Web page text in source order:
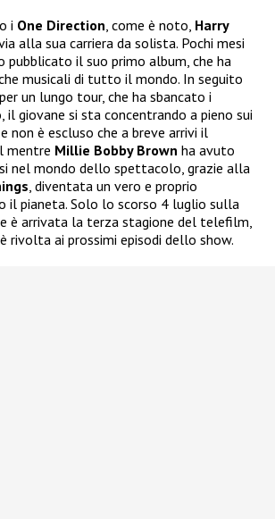
i One Direction, come è noto, Harry
alla sua carriera da solista. Pochi mesi
pubblicato il suo primo album, che ha
musicali di tutto il mondo. In seguito
un lungo tour, che ha sbancato i
il giovane si sta concentrando a pieno sui
non è escluso che a breve arrivi il
mentre Millie Bobby Brown ha avuto
nel mondo dello spettacolo, grazie alla
, diventata un vero e proprio
il pianeta. Solo lo scorso 4 luglio sulla
è arrivata la terza stagione del telefilm,
rivolta ai prossimi episodi dello show.